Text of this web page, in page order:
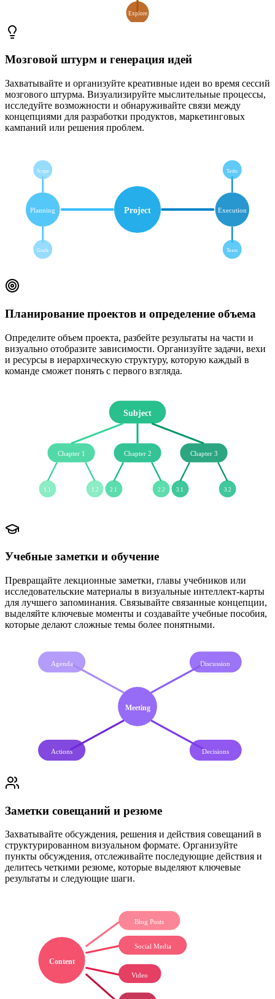
Explore
Мозговой штурм и генерация идей
Захватывайте и организуйте креативные идеи во время сессий
мозгового штурма. Визуализируйте мыслительные процессы,
исследуйте возможности и обнаруживайте связи между
концепциями для разработки продуктов, маркетинговых
кампаний или решения проблем.
Project
Planning
Scope
Goals
Execution
Tasks
Team
Планирование проектов и определение объема
Определите объем проекта, разбейте результаты на части и
визуально отобразите зависимости. Организуйте задачи, вехи
и ресурсы в иерархическую структуру, которую каждый в
команде сможет понять с первого взгляда.
Subject
Chapter 1 Chapter 2 Chapter 3
1.1 1.2 2.1 2.2 3.1 3.2
Учебные заметки и обучение
Превращайте лекционные заметки, главы учебников или
исследовательские материалы в визуальные интеллект-карты
для лучшего запоминания. Связывайте связанные концепции,
выделяйте ключевые моменты и создавайте учебные пособия,
которые делают сложные темы более понятными.
Meeting
Agenda Discussion
Decisions
Actions
Заметки совещаний и резюме
Захватывайте обсуждения, решения и действия совещаний в
структурированном визуальном формате. Организуйте
пункты обсуждения, отслеживайте последующие действия и
делитесь четкими резюме, которые выделяют ключевые
результаты и следующие шаги.
Content
Blog Posts
Social Media
Video